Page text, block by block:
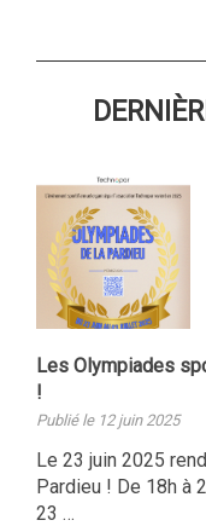
Les Olympiades
!
Publié le 12 juin 2025
Le 23 juin 2025
Pardieu ! De 18h à
23 …